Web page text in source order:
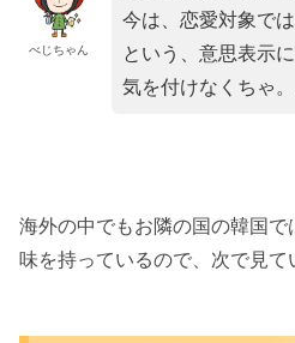
べじちゃん
今は、恋愛対象では
という、意思表示
気を付けなくちゃ。
海外の中でもお隣の国の韓国
味を持っているので、次で見て